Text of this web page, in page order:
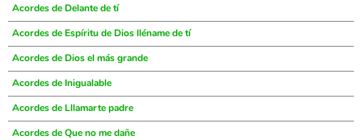
Acordes de Delante de tí
Acordes de Espíritu de Dios lléname de tí
Acordes de Dios el más grande
Acordes de Inigualable
Acordes de Lllamarte padre
Acordes de Que no me dañe